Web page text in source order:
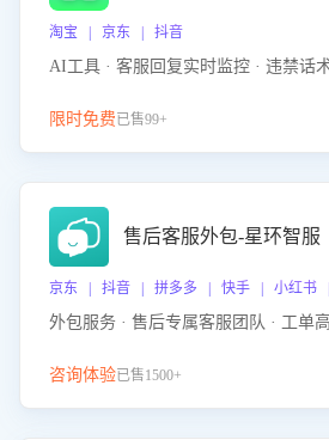
淘宝 | 京东 | 抖音
AI工具 · 客服回复实时监控 · 违禁话
限时免费已售99+
售后客服外包-星环智服
京东 | 抖音 | 拼多多 | 快手 | 小红书
外包服务 · 售后专属客服团队 · 工单
咨询体验已售1500+